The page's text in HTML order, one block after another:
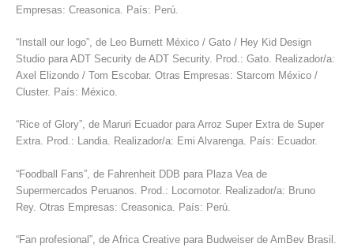
Empresas: Creasonica. País: Perú.
“Install our logo”, de Leo Burnett México / Gato / Hey Kid Design
Studio para ADT Security de ADT Security. Prod.: Gato. Realizador/a:
Axel Elizondo / Tom Escobar. Otras Empresas: Starcom México /
Cluster. País: México.
“Rice of Glory”, de Maruri Ecuador para Arroz Super Extra de Super
Extra. Prod.: Landia. Realizador/a: Emi Alvarenga. País: Ecuador.
“Foodball Fans”, de Fahrenheit DDB para Plaza Vea de
Supermercados Peruanos. Prod.: Locomotor. Realizador/a: Bruno
Rey. Otras Empresas: Creasonica. País: Perú.
“Fan profesional”, de Africa Creative para Budweiser de AmBev Brasil.